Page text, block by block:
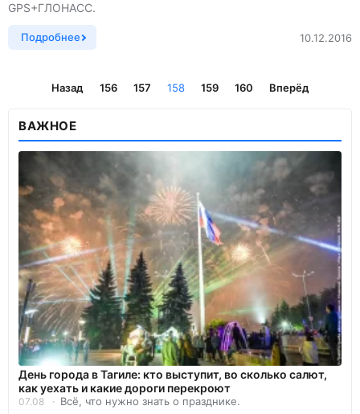
GPS+ГЛОНАСС.
Подробнее 10.12.2016
Назад 156 157 158 159 160 Вперёд
ВАЖНОЕ
День города в Тагиле: кто выступит, во сколько салют,
как уехать и какие дороги перекроют
07.08 Всё, что нужно знать о празднике.